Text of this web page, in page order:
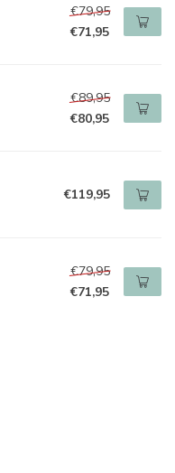
€79,95
€71,95
€89,95
€80,95
€119,95
€79,95
€71,95